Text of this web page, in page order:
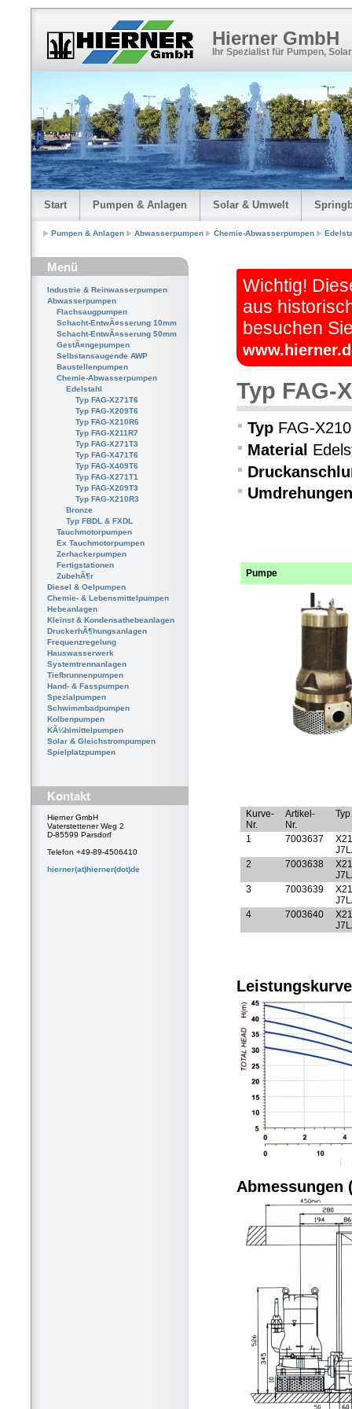
Hierner GmbH
Ihr Spezialist für Pumpen,
Start Pumpen & Anlagen Solar & Umwelt
Pumpen & Anlagen Abwasserpumpen Chemie-Abwasserpumpen
Menü
Industrie & Reinwasserpumpen
Abwasserpumpen
Flachsaugpumpen
Schacht-EntwÃ¤sserung 10mm
Schacht-EntwÃ¤sserung 50mm
GestÃ¤ngepumpen
Selbstansaugende AWP
Baustellenpumpen
Chemie-Abwasserpumpen
Edelstahl
Typ FAG-X271T6
Typ FAG-X209T6
Typ FAG-X210R6
Typ FAG-X211R7
Typ FAG-X271T3
Typ FAG-X471T6
Typ FAG-X409T6
Typ FAG-X271T1
Typ FAG-X209T3
Typ FAG-X210R3
Bronze
Typ FBDL & FXDL
Tauchmotorpumpen
Ex Tauchmotorpumpen
Zerhackerpumpen
Fertigstationen
ZubehÃ¶r
Diesel & Oelpumpen
Chemie- & Lebensmittelpumpen
Hebeanlagen
Kleinst & Kondensathebeanlagen
DruckerhÃ¶hungsanlagen
Frequenzregelung
Hauswasserwerk
Systemtrennanlagen
Tiefbrunnenpumpen
Hand- & Fasspumpen
Spezialpumpen
Schwimmbadpumpen
Kolbenpumpen
KÃ¼hlmittelpumpen
Solar & Gleichstrompumpen
Spielplatzpumpen
Kontakt
Hierner GmbH
Vaterstettener Weg 2
D-85599 Parsdorf
Telefon +49-89-4506410
hierner(at)hierner(dot)de
Wichtig!
aus
besuchen
Typ FAG-
Typ FAG-
Material
Umdrehungen
Pumpe
Kurve-
Nr.
Artikel-
Nr.
Typ
1 7003637
2
7003638
3
7003639
4
7003640
Leistungskurve
Abmessungen